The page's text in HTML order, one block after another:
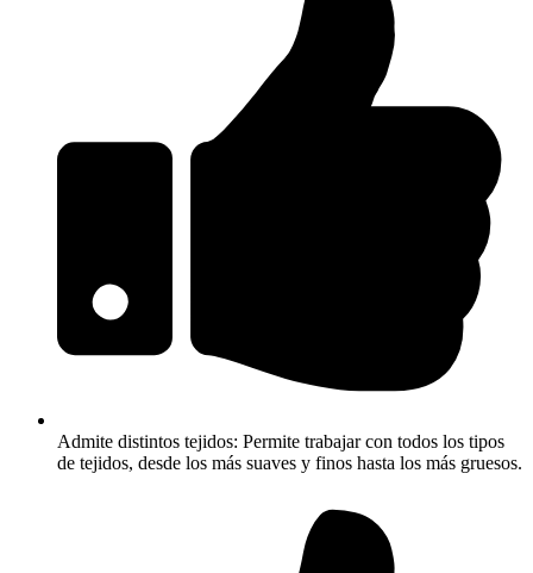
Admite distintos tejidos: Permite trabajar con todos los tipos
de tejidos, desde los más suaves y finos hasta los más gruesos.